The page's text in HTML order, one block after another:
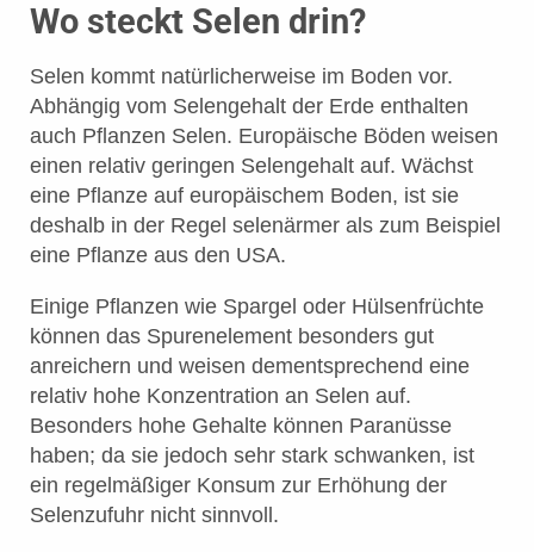
Wo steckt Selen drin?
Selen kommt natürlicherweise im Boden vor.
Abhängig vom Selengehalt der Erde enthalten
auch Pflanzen Selen. Europäische Böden weisen
einen relativ geringen Selengehalt auf. Wächst
eine Pflanze auf europäischem Boden, ist sie
deshalb in der Regel selenärmer als zum Beispiel
eine Pflanze aus den USA.
Einige Pflanzen wie Spargel oder Hülsenfrüchte
können das Spurenelement besonders gut
anreichern und weisen dementsprechend eine
relativ hohe Konzentration an Selen auf.
Besonders hohe Gehalte können Paranüsse
haben; da sie jedoch sehr stark schwanken, ist
ein regelmäßiger Konsum zur Erhöhung der
Selenzufuhr nicht sinnvoll.